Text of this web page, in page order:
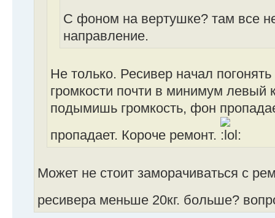
С фоном на вертушке? там все
направление.
Не только. Ресивер начал
громкости почти в минимум левый
подымишь громкость, фон
пропадает. Короче ремонт.
Может не стоит заморачиваться с
ресивера меньше 20кг. больше?